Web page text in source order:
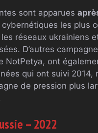
sont apparues
les plus
réseaux ukrainiens
D’autres
NotPetya, ont
qui ont suivi
de pression plus
– 2022